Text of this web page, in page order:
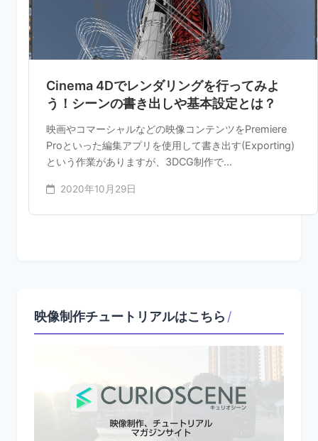
Cinema 4Dでレンダリングを行ってみよ
う！シーンの書き出しや基本設定とは？
映画やコマーシャルなどの映像コンテンツをPremiere
Proといった編集アプリを使用して書き出す(Exporting)
という作業がありますが、3DCG制作で...
2020年10月29日
映像制作チュートリアルはこちら /